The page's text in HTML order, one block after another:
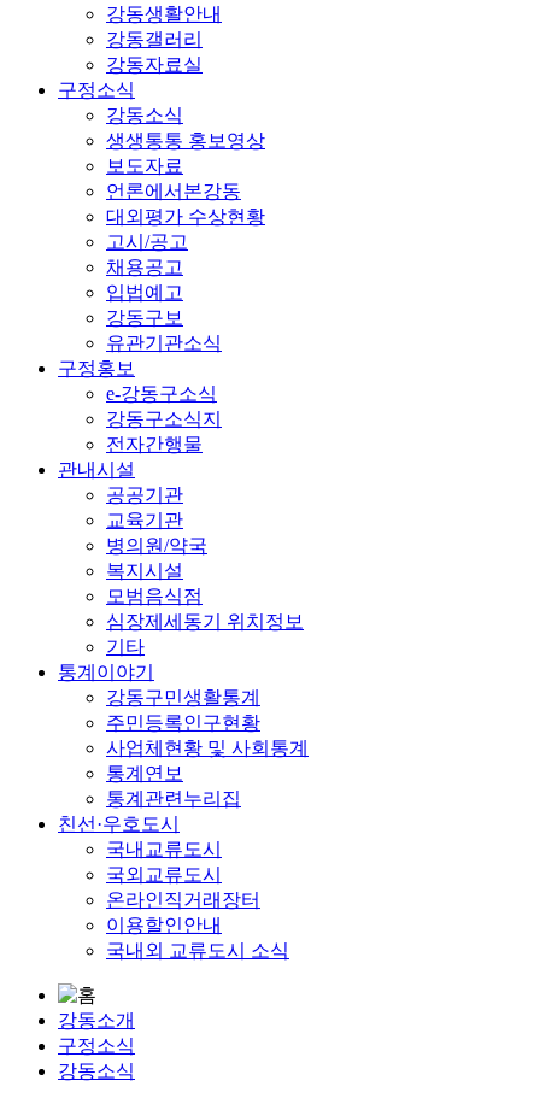
강동생활안내
강동갤러리
강동자료실
구정소식
강동소식
생생통통 홍보영상
보도자료
언론에서본강동
대외평가 수상현황
고시/공고
채용공고
입법예고
강동구보
유관기관소식
구정홍보
e-강동구소식
강동구소식지
전자간행물
관내시설
공공기관
교육기관
병의원/약국
복지시설
모범음식점
심장제세동기 위치정보
기타
통계이야기
강동구민생활통계
주민등록인구현황
사업체현황 및 사회통계
통계연보
통계관련누리집
친선·우호도시
국내교류도시
국외교류도시
온라인직거래장터
이용할인안내
국내외 교류도시 소식
강동소개
구정소식
강동소식